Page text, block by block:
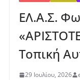
ΕΛ.Α.Σ.
Τοπική
29 Ιουλίου, 2026